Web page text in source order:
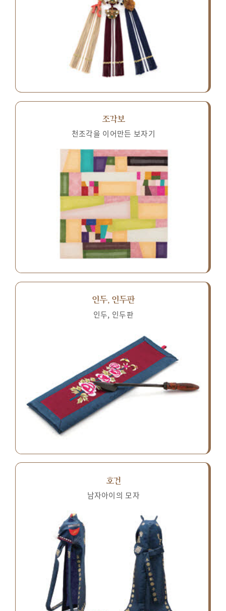
조각보
천조각을 이어만든 보자기
인두, 인두판
인두, 인두판
호건
남자아이의 모자